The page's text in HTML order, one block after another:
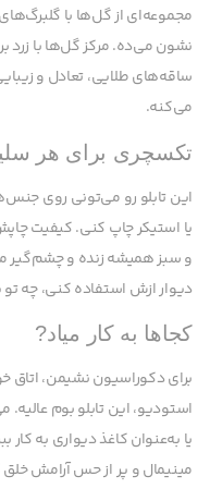
مجموعه‌ای از گل‌ها با
نشون می‌ده. مرکز گل‌ها با زرد
ساقه‌های طلایی، تعادل و
می‌کنه.
تکسچری برای هر
این تابلو رو می‌تونی روی
یا استیکر چاپ کنی. کیفیت
و سبز همیشه زنده و چشم‌گیر
دیوار ازش استفاده کنی، چه
کجاها به کار میاد?
برای دکوراسیون نشیمن،
استودیو، این تابلو بوم
یا به‌عنوان کاغذ دیواری به
مینیمال و پر از حس آرامش